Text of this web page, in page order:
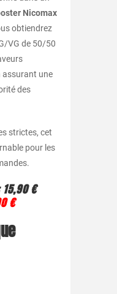
Nicomax
obtiendrez
VG de 50/50
assurant une
des
strictes, cet
pour les
€
€